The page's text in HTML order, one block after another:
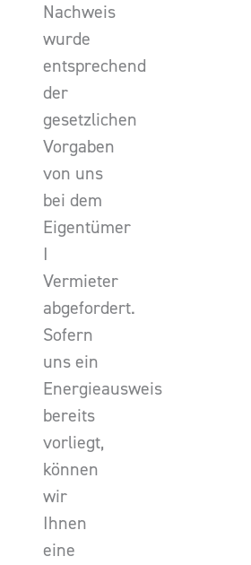
Nachweis
wurde
entsprechend
der
gesetzlichen
Vorgaben
von uns
bei dem
Eigentümer
I
Vermieter
abgefordert.
Sofern
uns ein
Energieausweis
bereits
vorliegt,
können
wir
Ihnen
eine